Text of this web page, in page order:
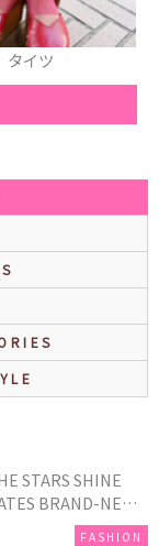
STARS SHINE
BRAND-NEW
FASHION